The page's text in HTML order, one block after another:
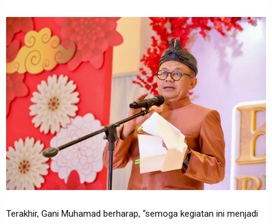
Terakhir, Gani Muhamad berharap, “semoga kegiatan ini menjadi